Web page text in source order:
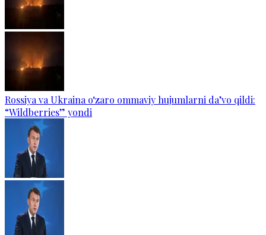
Rossiya va Ukraina o‘zaro ommaviy hujumlarni da’vo qildi:
“Wildberries” yondi